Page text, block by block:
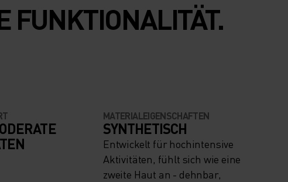
FUNKTIONALITÄT.
MATERIALEIGENSCHAFTEN
SYNTHETISCH
Entwickelt für hochintensive
Aktivitäten, fühlt sich wie eine
zweite Haut an - dehnbar,